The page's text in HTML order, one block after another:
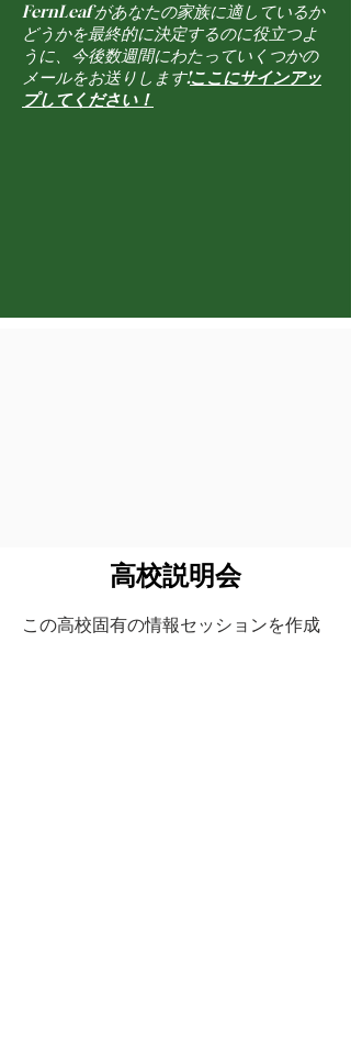
FernLeaf があなたの家族に適しているか
どうかを最終的に決定するのに役立つよ
うに、今後数週間にわたっていくつかの
メールをお送りします!ここにサインアッ
プしてください！
高校説明会
この高校固有の情報セッションを作成